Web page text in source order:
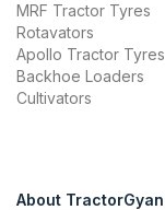
MRF Tractor Tyres
Rotavators
Apollo Tractor Tyres
Backhoe Loaders
Cultivators
About TractorGyan